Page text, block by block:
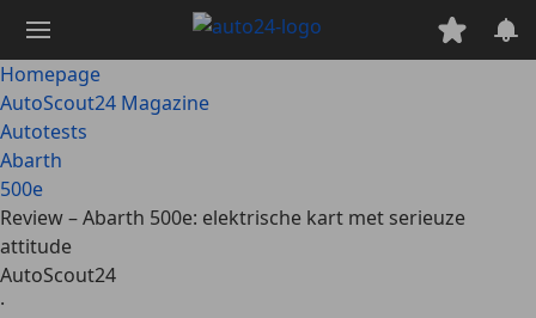
naar
hoofdinhoud
Homepage
AutoScout24 Magazine
Autotests
Abarth
500e
Review – Abarth 500e: elektrische kart met serieuze
attitude
AutoScout24
·